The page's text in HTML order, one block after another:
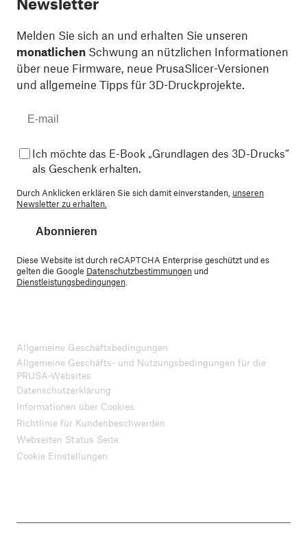
Melden Sie sich an und erhalten Sie unseren
monatlichen Schwung an nützlichen Informationen
über neue Firmware, neue PrusaSlicer-Versionen
und allgemeine Tipps für 3D-Druckprojekte.
Ich möchte das E-Book „Grundlagen des 3D-Drucks“
als Geschenk erhalten.
Durch Anklicken erklären Sie sich damit einverstanden, unseren
Newsletter zu erhalten.
Abonnieren
Diese Website ist durch reCAPTCHA Enterprise geschützt und es
gelten die Google Datenschutzbestimmungen und
Dienstleistungsbedingungen
Allgemeine Geschäftsbedingungen
Allgemeine Geschäfts- und Nutzungsbedingungen für die
PRUSA-Websites
Datenschutzerklärung
Informationen über Cookies
Richtlinie für Kundenbeschwerden
Webseiten Status Seite
Cookie Einstellungen